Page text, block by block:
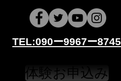
​​TEL:090ー9967ー8745
体験お申込み